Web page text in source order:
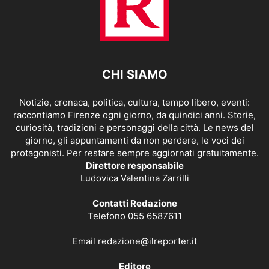
CHI SIAMO
Notizie, cronaca, politica, cultura, tempo libero, eventi:
raccontiamo Firenze ogni giorno, da quindici anni. Storie,
curiosità, tradizioni e personaggi della città. Le news del
giorno, gli appuntamenti da non perdere, le voci dei
protagonisti. Per restare sempre aggiornati gratuitamente.
Direttore responsabile
Ludovica Valentina Zarrilli
Contatti Redazione
Telefono 055 6587611
Email redazione@ilreporter.it
Editore